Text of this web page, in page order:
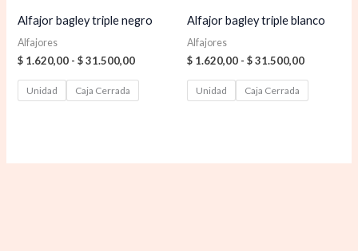
Alfajor bagley triple negro
Alfajores
$ 1.620,00 - $31.500,00
Unidad Caja Cerrada
Alfajor bagley triple blanco
Alfajores
$ 1.620,00 - $31.500,00
Unidad Caja Cerrada